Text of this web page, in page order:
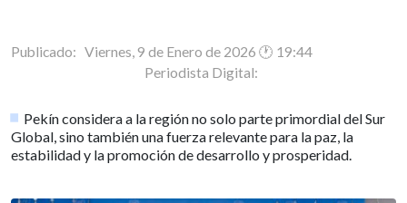
Publicado: Viernes, 9 de Enero de 2026 🕐 19:44
Periodista Digital:
Pekín considera a la región no solo parte primordial del Sur
Global, sino también una fuerza relevante para la paz, la
estabilidad y la promoción de desarrollo y prosperidad.